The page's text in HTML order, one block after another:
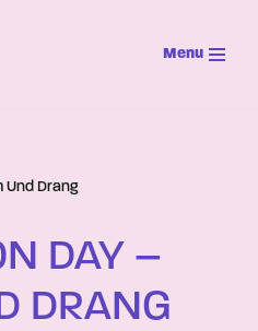
Menu
Drang
DAY –
DRANG